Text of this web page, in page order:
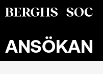
ANSÖKAN